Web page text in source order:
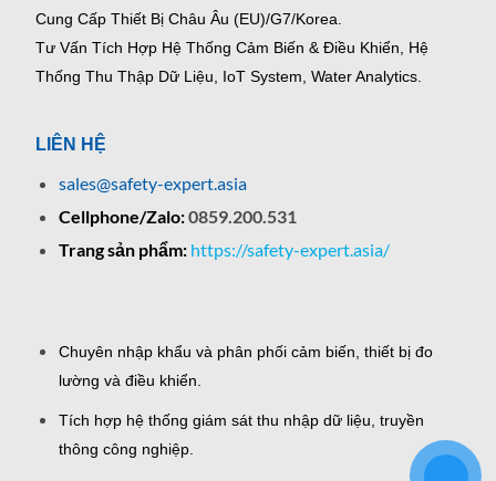
Cung Cấp Thiết Bị Châu Âu (EU)/G7/Korea.
Tư Vấn Tích Hợp Hệ Thống Cảm Biến & Điều Khiển, Hệ
Thống Thu Thập Dữ Liệu, IoT System, Water Analytics.
LIÊN HỆ
sales@safety-expert.asia
Cellphone/Zalo:0859.200.531
Trang sản phẩm: https://safety-expert.asia/
Chuyên nhập khẩu và phân phối cảm biến, thiết bị đo
lường và điều khiển.
Tích hợp hệ thống giám sát thu nhập dữ liệu, truyền
thông công nghiệp.